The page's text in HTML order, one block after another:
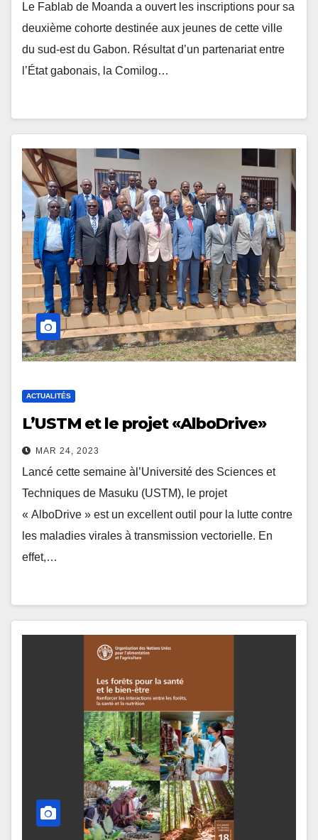
Le Fablab de Moanda a ouvert les inscriptions pour sa
deuxième cohorte destinée aux jeunes de cette ville
du sud-est du Gabon. Résultat d’un partenariat entre
l’État gabonais, la Comilog…
ACTUALITÉS
L’USTM et le projet «AlboDrive»
MAR 24, 2023
Lancé cette semaine àl’Université des Sciences et
Techniques de Masuku (USTM), le projet
« AlboDrive » est un excellent outil pour la lutte contre
les maladies virales à transmission vectorielle. En
effet,…